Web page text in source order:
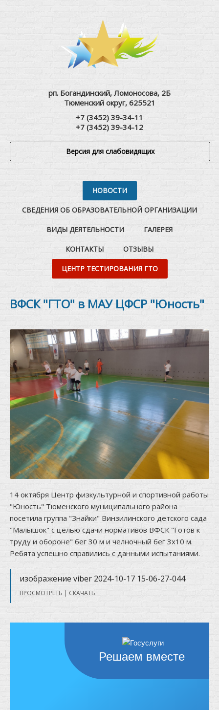
рп. Богандинский, Ломоносова, 2Б
Тюменский округ, 625521
+7 (3452) 39-34-11
+7 (3452) 39-34-12
Версия для слабовидящих
НОВОСТИ
СВЕДЕНИЯ ОБ ОБРАЗОВАТЕЛЬНОЙ ОРГАНИЗАЦИИ
ВИДЫ ДЕЯТЕЛЬНОСТИ ГАЛЕРЕЯ
КОНТАКТЫ ОТЗЫВЫ
ЦЕНТР ТЕСТИРОВАНИЯ ГТО
ВФСК "ГТО" в МАУ ЦФСР "Юность"
14 октября Центр физкультурной и спортивной работы
"Юность" Тюменского муниципального района
посетила группа "Знайки" Винзилинского детского сада
"Малышок" с целью сдачи нормативов ВФСК "Готов к
труду и обороне" бег 30 м и челночный бег 3х10 м.
Ребята успешно справились с данными испытаниями.
изображение viber 2024-10-17 15-06-27-044
ПРОСМОТРЕТЬ | СКАЧАТЬ
Решаем вместе